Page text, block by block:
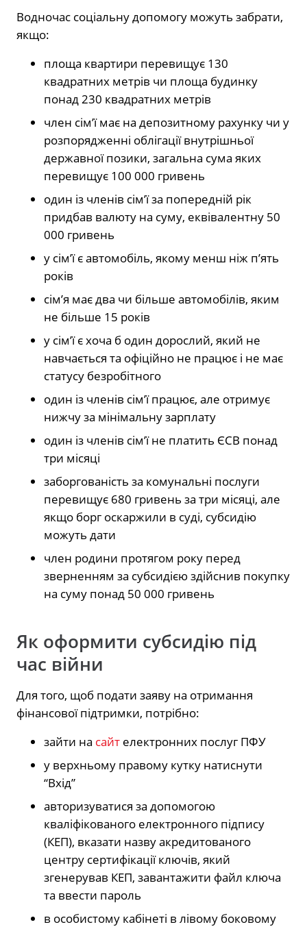
Водночас соціальну допомогу можуть забрати,
якщо:
площа квартири перевищує 130
квадратних метрів чи площа будинку
понад 230 квадратних метрів
член сім’ї має на депозитному рахунку чи у
розпорядженні облігації внутрішньої
державної позики, загальна сума яких
перевищує 100 000 гривень
один із членів сім’ї за попередній рік
придбав валюту на суму, еквівалентну 50
000 гривень
у сім’ї є автомобіль, якому менш ніж п’ять
років
сім’я має два чи більше автомобілів, яким
не більше 15 років
у сім’ї є хоча б один дорослий, який не
навчається та офіційно не працює і не має
статусу безробітного
один із членів сім’ї працює, але отримує
нижчу за мінімальну зарплату
один із членів сім’ї не платить ЄСВ понад
три місяці
заборгованість за комунальні послуги
перевищує 680 гривень за три місяці, але
якщо борг оскаржили в суді, субсидію
можуть дати
член родини протягом року перед
зверненням за субсидією здійснив покупку
на суму понад 50 000 гривень
Як оформити субсидію під
час війни
Для того, щоб подати заяву на отримання
фінансової підтримки, потрібно:
зайти на сайт електронних послуг ПФУ
у верхньому правому кутку натиснути
“Вхід”
авторизуватися за допомогою
кваліфікованого електронного підпису
(КЕП), вказати назву акредитованого
центру сертифікації ключів, який
згенерував КЕП, завантажити файл ключа
та ввести пароль
в особистому кабінеті в лівому боковому